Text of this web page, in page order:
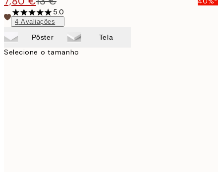
5.0
4 Avaliações
Pôster Tela
Selecione o tamanho